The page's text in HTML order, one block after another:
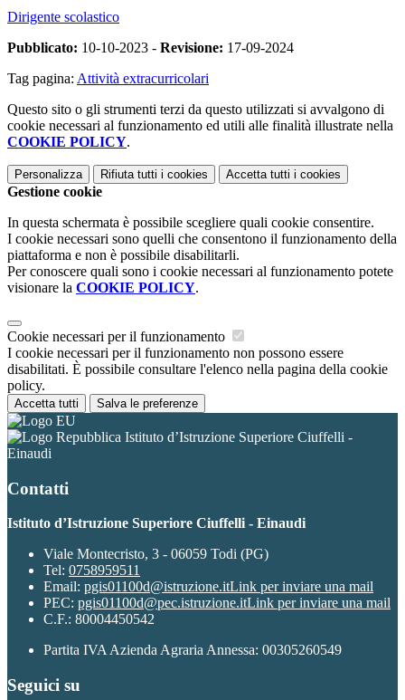
Dirigente scolastico
Pubblicato: 10-10-2023 - Revisione: 17-09-2024
Tag pagina: Attività extracurricolari
Questo sito o gli strumenti terzi da questo utilizzati si avvalgono di
cookie necessari al funzionamento ed utili alle finalità illustrate nella
COOKIE POLICY.
Personalizza Rifiuta tutti i cookies Accetta tutti i cookies
Gestione cookie
In questa schermata è possibile scegliere quali cookie consentire.
I cookie necessari sono quelli che consentono il funzionamento della
piattaforma e non è possibile disabilitarli.
Per conoscere quali sono i cookie necessari al funzionamento potete
visionare la COOKIE POLICY.
Cookie necessari per il funzionamento
I cookie necessari per il funzionamento non possono essere
disabilitati. È possibile consultare l'elenco nella pagina della cookie
policy.
Accetta tutti Salva le preferenze
Istituto d’Istruzione Superiore Ciuffelli -
Einaudi
Contatti
Istituto d’Istruzione Superiore Ciuffelli - Einaudi
Viale Montecristo, 3 - 06059 Todi (PG)
Tel: 0758959511
Email: pgis01100d@istruzione.itLink per inviare una mail
PEC: pgis01100d@pec.istruzione.itLink per inviare una mail
C.F.: 80004450542
Partita IVA Azienda Agraria Annessa: 00305260549
Seguici su